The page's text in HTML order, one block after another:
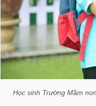
Học sinh Trường Mầm